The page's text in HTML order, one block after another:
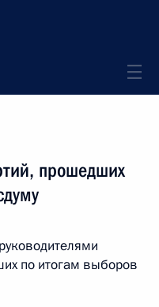
прошедших
по итогам выборов